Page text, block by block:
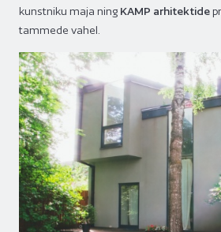
kunstniku maja ning KAMP arhitektide
tammede vahel.